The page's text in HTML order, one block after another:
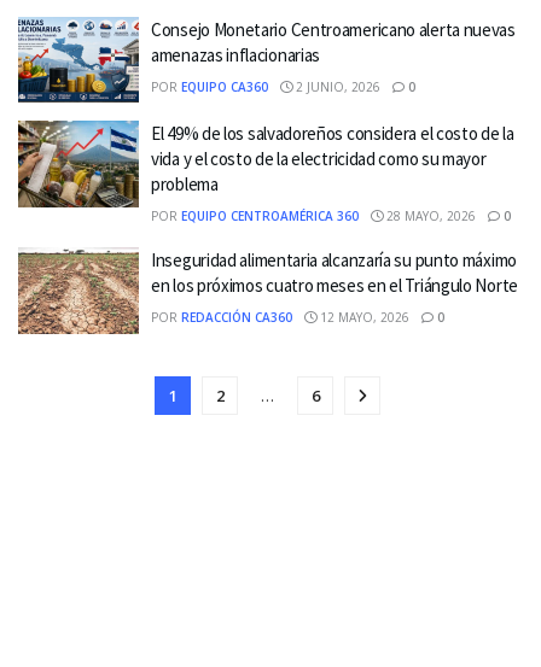
Consejo Monetario Centroamericano alerta nuevas
amenazas inflacionarias
POR EQUIPO CA360 2 JUNIO, 2026 0
El 49% de los salvadoreños considera el costo de la
vida y el costo de la electricidad como su mayor
problema
POR EQUIPO CENTROAMÉRICA 360 28 MAYO, 2026 0
Inseguridad alimentaria alcanzaría su punto máximo
en los próximos cuatro meses en el Triángulo Norte
POR REDACCIÓN CA360 12 MAYO, 2026 0
1 2 … 6